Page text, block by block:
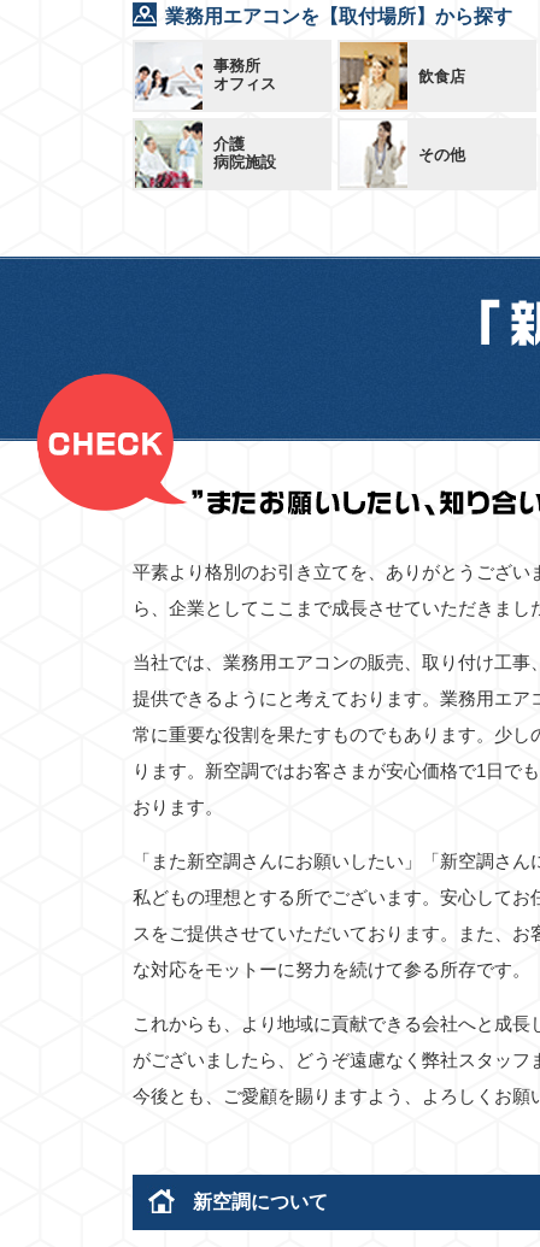
業務用エアコンを【取付場所】から探す
事務所
オフィス
飲食店
介護
病院施設
その他
平素より格別のお引き立てを、ありがとうござ
ら、企業としてここまで成長させていただきまし
当社では、業務用エアコンの販売、取り付け工
提供できるようにと考えております。業務用エ
常に重要な役割を果たすものでもあります。少
ります。新空調ではお客さまが安心価格で1日で
おります。
「また新空調さんにお願いしたい」「新空調さ
私どもの理想とする所でございます。安心して
スをご提供させていただいております。また、
な対応をモットーに努力を続けて参る所存です。
これからも、より地域に貢献できる会社へと成
がございましたら、どうぞ遠慮なく弊社スタッ
今後とも、ご愛顧を賜りますよう、よろしくお願
新空調について